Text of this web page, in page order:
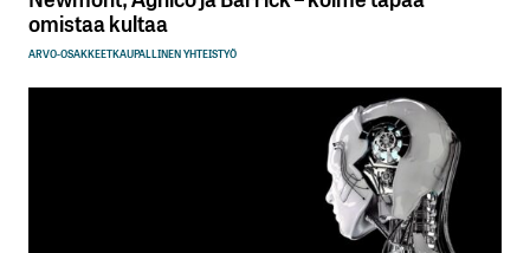
omistaa kultaa
ARVO-OSAKKEETKAUPALLINEN YHTEISTYÖ